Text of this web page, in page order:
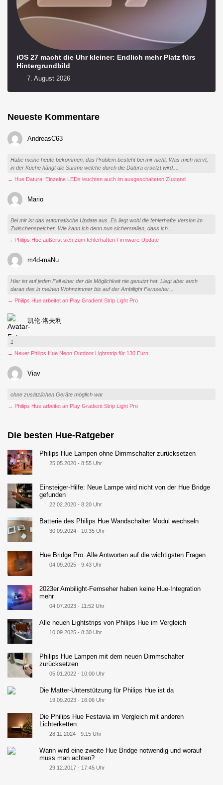
iOS 27 macht die Uhr kleiner: Endlich mehr Platz fürs
Hintergrundbild
7. August 2026
Neueste Kommentare
AndreasC63
Habe meine heute bekommen, das Problem besteht bei mir nicht. Was mich nervt,
in der Küche hängt die Surimu welche durch die Datura ersetzt wird....
→ Hue Datura: Einzelne LEDs leuchten auch im ausgeschalteten Zustand
Mario
Bei mir ist das automatische Update aus. Es liegt wohl die fehlerhafte Version im
Zwischenspeicher. Wie kann ich denn nun sicherstellen, dass ich...
→ Philips Hue äußerst sich zum fehlerhaften Firmware-Update
m4d-maNu
Hier ist auf jeden Fall einer der die Möglichkeit nie genutzt hat. Liegt aber auch
daran das in meinen Wohnzimmer bis auf der Ambilight Fernseher...
→ Philips Hue arbeitet an Play Gradient Strip Light Pro
凯伦·洛夫利
1
→ Neuer Philips Hue Neon Outdoor Lightstrip für 130 Euro
Viav
ohne zusätzlichen Geräte möglich war
→ Philips Hue arbeitet an Play Gradient Strip Light Pro
Die besten Hue-Ratgeber
Philips Hue Lampen ohne Dimmschalter zurücksetzen
25.05.2020 - 8:55 Uhr
Einsteiger-Hilfe: Neue Lampe wird nicht von der Hue Bridge
gefunden
22.02.2020 - 8:20 Uhr
Batterie des Philips Hue Wandschalter Modul wechseln
30.09.2024 - 10:35 Uhr
Hue Bridge Pro: Alle Antworten auf die wichtigsten Fragen
04.09.2025 - 9:43 Uhr
2023er Ambilight-Fernseher haben keine Hue-Integration
mehr
04.07.2023 - 11:52 Uhr
Alle neuen Lightstrips von Philips Hue im Vergleich
10.09.2025 - 8:30 Uhr
Philips Hue Lampen mit dem neuen Dimmschalter
zurücksetzen
05.01.2022 - 10:00 Uhr
Die Matter-Unterstützung für Philips Hue ist da
19.09.2023 - 16:06 Uhr
Die Philips Hue Festavia im Vergleich mit anderen
Lichterketten
28.11.2024 - 9:15 Uhr
Wann wird eine zweite Hue Bridge notwendig und worauf
muss man achten?
29.12.2017 - 17:45 Uhr